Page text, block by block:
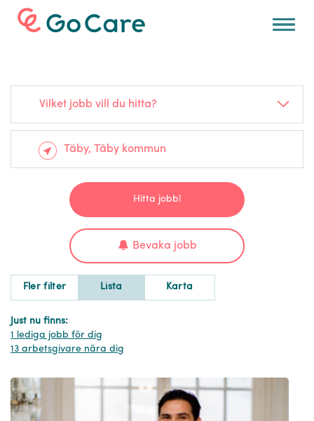
För arbetsgivare
Vilket jobb vill du hitta?
Hitta jobb!
Bevaka jobb
Fler filter Lista Karta
Just nu finns:
1 lediga jobb för dig
13 arbetsgivare nära dig